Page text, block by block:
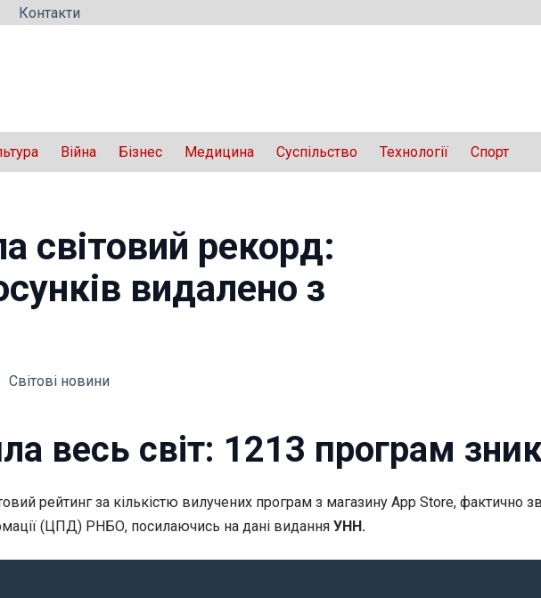
Контакти
Війна Бізнес Медицина Суспільство Технології Спорт
світовий рекорд:
видалено з
Світові новини
весь світ: 1213 програм
рейтинг за кількістю вилучених програм з магазину App Store, фактично
(ЦПД) РНБО, посилаючись на дані видання УНН.